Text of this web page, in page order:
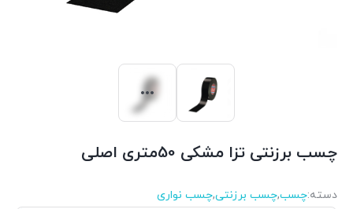
چسب برزنتی تزا مشکی 50متری اصلی
دسته:چسب,چسب برزنتی,چسب نواری